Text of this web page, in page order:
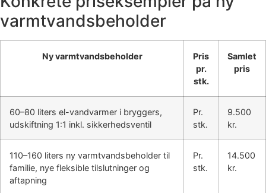
varmtvandsbeholder
Ny varmtvandsbeholder
Pris
pr.
stk.
Samlet
pris
60–80 liters el-vandvarmer i bryggers,
udskiftning 1:1 inkl. sikkerhedsventil
Pr.
stk.
9.500
kr.
110–160 liters ny varmtvandsbeholder til
familie, nye fleksible tilslutninger og
aftapning
Pr.
stk.
14.500
kr.